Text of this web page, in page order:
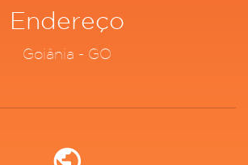
Endereço
Goiânia - GO